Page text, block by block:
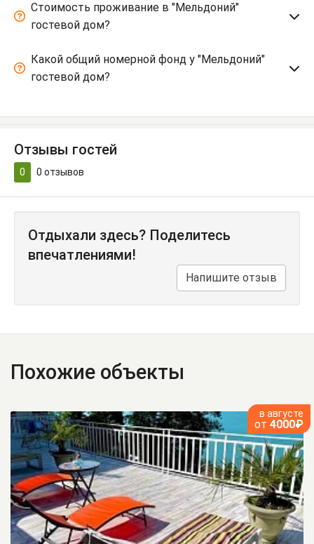
Стоимость проживание в "Мельдоний"
гостевой дом?
Какой общий номерной фонд у "Мельдоний"
гостевой дом?
Отзывы гостей
0 0 отзывов
Отдыхали здесь? Поделитесь
впечатлениями!
Напишите отзыв
Похожие объекты
в августе
от 4000₽